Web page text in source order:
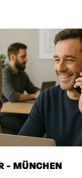
- MÜNCHEN